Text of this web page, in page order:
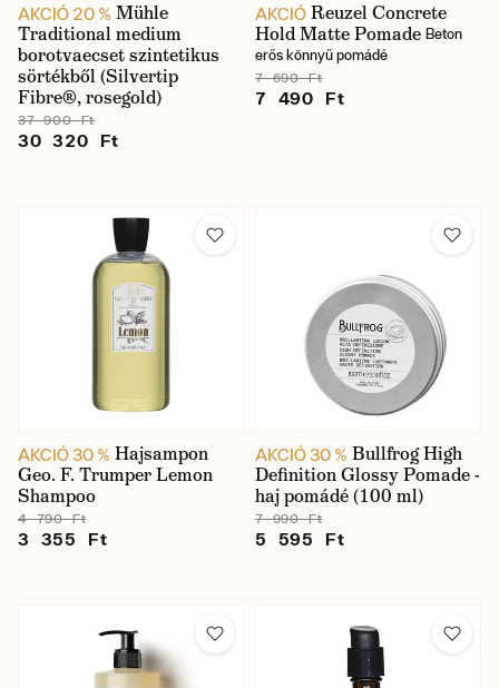
AKCIÓ 20 % Mühle
Traditional medium
borotvaecset szintetikus
sörtékből (Silvertip
Fibre®, rosegold)
37 900 Ft
30 320 Ft
AKCIÓ Reuzel Concrete
Hold Matte Pomade Beton
erős könnyű pomádé
7 690 Ft
7 490 Ft
AKCIÓ 30 % Hajsampon
Geo. F. Trumper Lemon
Shampoo
4 790 Ft
3 355 Ft
AKCIÓ 30 % Bullfrog High
Definition Glossy Pomade -
haj pomádé (100 ml)
7 990 Ft
5 595 Ft